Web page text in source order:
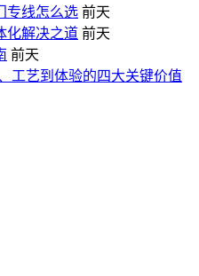
专线怎么选 前天
化解决之道 前天
前天
工艺到体验的四大关键价值